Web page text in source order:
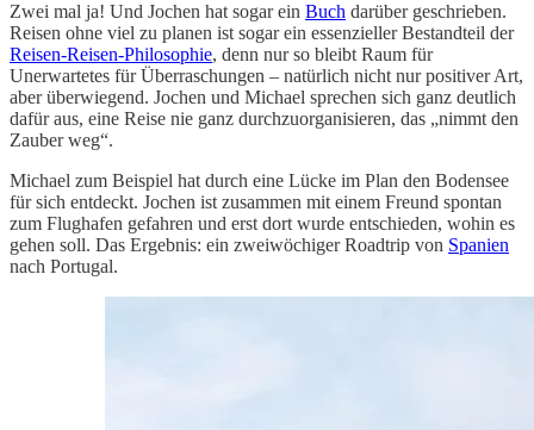
Zwei mal ja! Und Jochen hat sogar ein Buch darüber geschrieben.
Reisen ohne viel zu planen ist sogar ein essenzieller Bestandteil der
Reisen-Reisen-Philosophie, denn nur so bleibt Raum für
Unerwartetes für Überraschungen – natürlich nicht nur positiver Art,
aber überwiegend. Jochen und Michael sprechen sich ganz deutlich
dafür aus, eine Reise nie ganz durchzuorganisieren, das „nimmt den
Zauber weg“.
Michael zum Beispiel hat durch eine Lücke im Plan den Bodensee
für sich entdeckt. Jochen ist zusammen mit einem Freund spontan
zum Flughafen gefahren und erst dort wurde entschieden, wohin es
gehen soll. Das Ergebnis: ein zweiwöchiger Roadtrip von Spanien
nach Portugal.